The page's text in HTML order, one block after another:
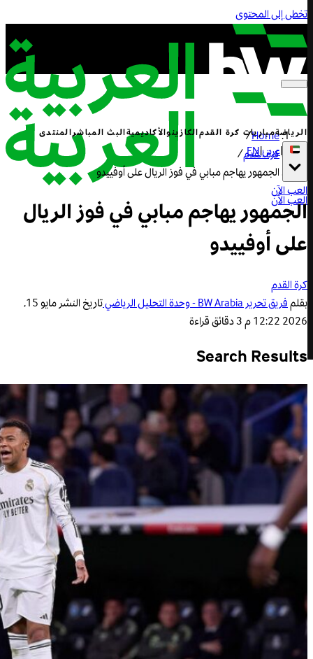
تخطى إلى المحتوى
الرياضةمباريات كرة القدمالكازينوالأكاديميةالبث المباشرالمنتدى
|عربي|
EN
العب الآن
العب الآن
Home
/
كرة القدم/
الجمهور يهاجم مبابي في فوز الريال على أوفييدو
الجمهور يهاجم مبابي في فوز الريال
على أوفييدو
كرة القدم
بقلمفريق تحرير BW Arabia - وحدة التحليل الرياضي تاريخ النشر
مايو 15,
2026 12:22 م
3 دقائق قراءة
Search Results